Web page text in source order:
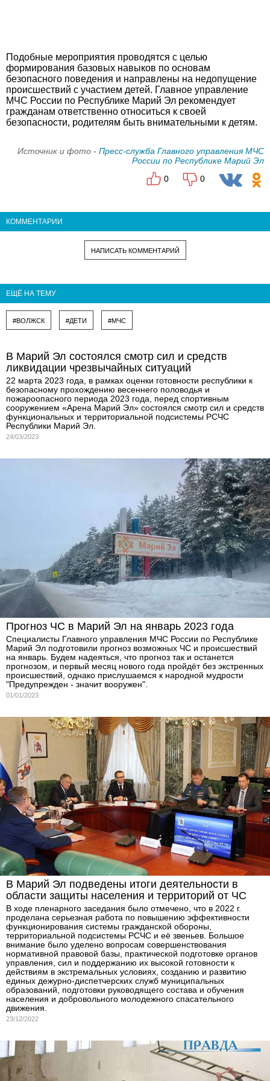
Подобные мероприятия проводятся с целью
формирования базовых навыков по основам
безопасного поведения и направлены на недопущение
происшествий с участием детей. Главное управление
МЧС России по Республике Марий Эл рекомендует
гражданам ответственно относиться к своей
безопасности, родителям быть внимательными к детям.
Источник и фото - Пресс-служба Главного управления МЧС
России по Республике Марий Эл
0
0
КОММЕНТАРИИ
НАПИСАТЬ КОММЕНТАРИЙ
ЕЩЁ НА ТЕМУ
#ВОЛЖСК #ДЕТИ #МЧС
В Марий Эл состоялся смотр сил и средств
ликвидации чрезвычайных ситуаций
22 марта 2023 года, в рамках оценки готовности республики к
безопасному прохождению весеннего половодья и
пожароопасного периода 2023 года, перед спортивным
сооружением «Арена Марий Эл» состоялся смотр сил и средств
функциональных и территориальной подсистемы РСЧС
Республики Марий Эл.
24/03/2023
Прогноз ЧС в Марий Эл на январь 2023 года
Специалисты Главного управления МЧС России по Республике
Марий Эл подготовили прогноз возможных ЧС и происшествий
на январь. Будем надеяться, что прогноз так и останется
прогнозом, и первый месяц нового года пройдёт без экстренных
происшествий, однако прислушаемся к народной мудрости
"Предупрежден - значит вооружен".
01/01/2023
В Марий Эл подведены итоги деятельности в
области защиты населения и территорий от ЧС
В ходе пленарного заседания было отмечено, что в 2022 г.
проделана серьезная работа по повышению эффективности
функционирования системы гражданской обороны,
территориальной подсистемы РСЧС и её звеньев. Большое
внимание было уделено вопросам совершенствования
нормативной правовой базы, практической подготовке органов
управления, сил и поддержанию их высокой готовности к
действиям в экстремальных условиях, созданию и развитию
единых дежурно-диспетчерских служб муниципальных
образований, подготовки руководящего состава и обучения
населения и добровольного молодежного спасательного
движения.
23/12/2022